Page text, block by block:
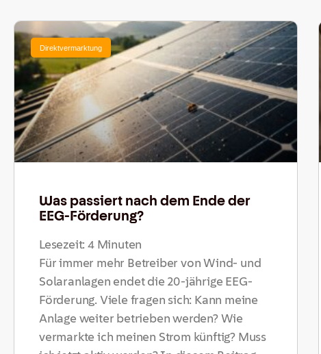
Direktvermarktung
Was passiert nach dem Ende der
EEG-Förderung?
Lesezeit: 4 Minuten
Für immer mehr Betreiber von Wind- und
Solaranlagen endet die 20-jährige EEG-
Förderung. Viele fragen sich: Kann meine
Anlage weiter betrieben werden? Wie
vermarkte ich meinen Strom künftig? Muss